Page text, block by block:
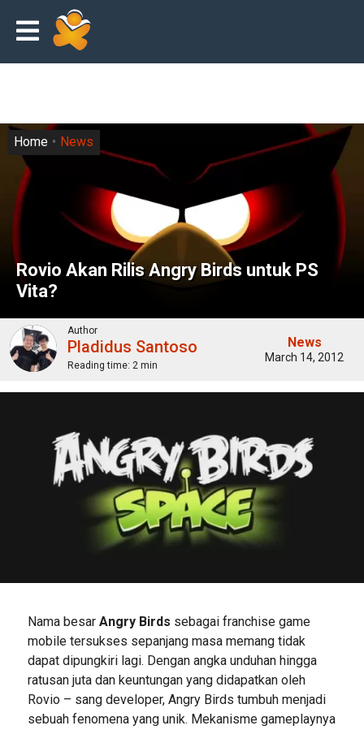
Rovio Akan Rilis Angry Birds untuk PS
Vita?
Home News
Author
Pladidus Santoso
Reading time: 2 min
News
March 14, 2012
Nama besar Angry Birds sebagai franchise game
mobile tersukses sepanjang masa memang tidak
dapat dipungkiri lagi. Dengan angka unduhan hingga
ratusan juta dan keuntungan yang didapatkan oleh
Rovio – sang developer, Angry Birds tumbuh menjadi
sebuah fenomena yang unik. Mekanisme gameplaynya